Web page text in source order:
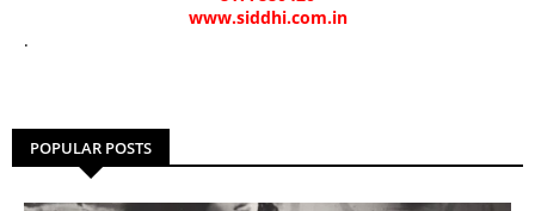
www.siddhi.com.in
.
POPULAR POSTS